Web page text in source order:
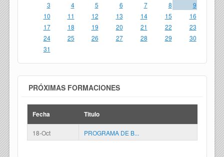
3
4 5 6 7 8
9
10
11 12 13 14 15
16
17
18 19 20 21 22
23
24
25 26 27 28 29
30
31
PRÓXIMAS FORMACIONES
Fecha Titulo
18-Oct PROGRAMA DE B...